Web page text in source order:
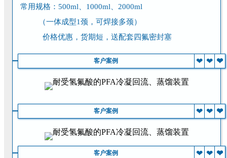
常用规格：500ml、1000ml、2000ml
（一体成型1颈，可焊接多颈）
价格优惠，货期短，送配套四氟密封塞
客户案例 ❤ ❤ ❤
客户案例 ❤ ❤ ❤
客户案例 ❤ ❤ ❤